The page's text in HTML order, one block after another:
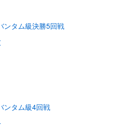
ンタム級決勝5回戦
ンタム級4回戦